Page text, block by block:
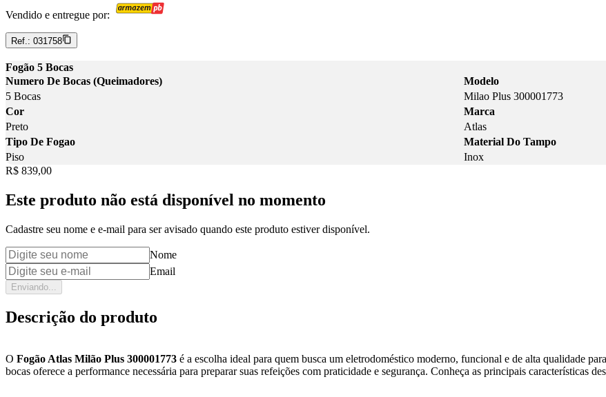
Vendido e entregue por:
Ref.: 031758
Fogão 5 Bocas
Numero De Bocas (Queimadores)
5 Bocas
Modelo
Milao Plus 300001773
Cor
Preto
Marca
Atlas
Tipo De Fogao
Piso
Material Do Tampo
Inox
Price:
R$ 839,00
Este produto não está disponível no momento
Cadastre seu nome e e-mail para ser avisado quando este produto estiver disponível.
Nome
Email
Enviando...
Descrição do produto
O Fogão Atlas Milão Plus 300001773 é a escolha ideal para quem busca um eletrodoméstico moderno, funcional e de alta qualidade
bocas oferece a performance necessária para preparar suas refeições com praticidade e segurança. Conheça as principais características